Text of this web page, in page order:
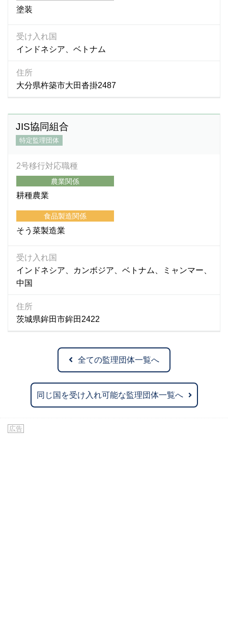
塗装
受け入れ国
インドネシア、ベトナム
住所
大分県杵築市大田沓掛2487
JIS協同組合
特定監理団体
2号移行対応職種
農業関係
耕種農業
食品製造関係
そう菜製造業
受け入れ国
インドネシア、カンボジア、ベトナム、ミャンマー、
中国
住所
茨城県鉾田市鉾田2422
全ての監理団体一覧へ
同じ国を受け入れ可能な監理団体一覧へ
広告